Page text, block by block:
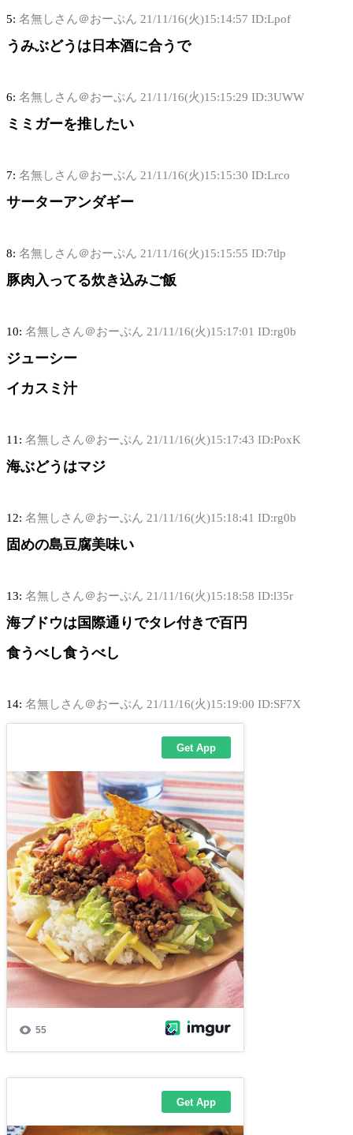
5: 名無しさん＠おーぷん 21/11/16(火)15:14:57 ID:Lpof
うみぶどうは日本酒に合うで
6: 名無しさん＠おーぷん 21/11/16(火)15:15:29 ID:3UWW
ミミガーを推したい
7: 名無しさん＠おーぷん 21/11/16(火)15:15:30 ID:Lrco
サーターアンダギー
8: 名無しさん＠おーぷん 21/11/16(火)15:15:55 ID:7tlp
豚肉入ってる炊き込みご飯
10: 名無しさん＠おーぷん 21/11/16(火)15:17:01 ID:rg0b
ジューシー
イカスミ汁
11: 名無しさん＠おーぷん 21/11/16(火)15:17:43 ID:PoxK
海ぶどうはマジ
12: 名無しさん＠おーぷん 21/11/16(火)15:18:41 ID:rg0b
固めの島豆腐美味い
13: 名無しさん＠おーぷん 21/11/16(火)15:18:58 ID:l35r
海ブドウは国際通りでタレ付きで百円
食うべし食うべし
14: 名無しさん＠おーぷん 21/11/16(火)15:19:00 ID:SF7X